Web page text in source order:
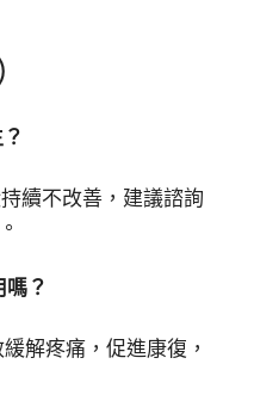
續不改善，建議諮詢
？
解疼痛，促進康復，